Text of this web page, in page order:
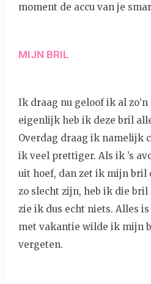
moment de accu van je
MIJN BRIL
Ik draag nu geloof ik al
eigenlijk heb ik deze bril
Overdag draag ik namelijk
ik veel prettiger. Als ik ’s
uit hoef, dan zet ik mijn bril
zo slecht zijn, heb ik die
zie ik dus echt niets. Alles
met vakantie wilde ik mijn
vergeten.